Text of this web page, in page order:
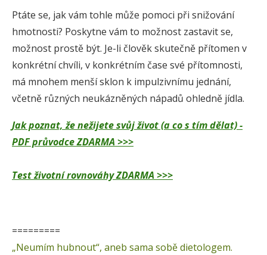
Ptáte se, jak vám tohle může pomoci při snižování
hmotnosti? Poskytne vám to možnost zastavit se,
možnost prostě být. Je-li člověk skutečně přítomen v
konkrétní chvíli, v konkrétním čase své přítomnosti,
má mnohem menší sklon k impulzivnímu jednání,
včetně různých neukázněných nápadů ohledně jídla.
Jak poznat, že nežijete svůj život (a co s tím dělat) -
PDF průvodce ZDARMA >>>
Test životní rovnováhy ZDARMA >>>
=========
„Neumím hubnout“, aneb sama sobě dietologem.